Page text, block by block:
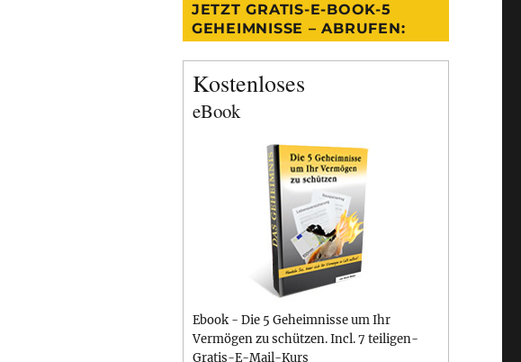
JETZT GRATIS-E-BOOK-5
GEHEIMNISSE – ABRUFEN:
Kostenloses
eBook
Ebook - Die 5 Geheimnisse um Ihr
Vermögen zu schützen. Incl. 7 teiligen-
Gratis-E-Mail-Kurs